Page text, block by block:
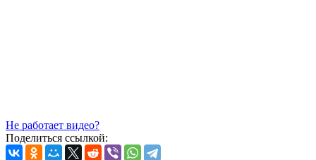
Не работает видео?
Поделиться ссылкой: